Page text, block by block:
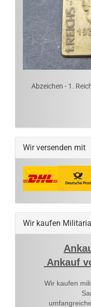
Abzeichen - 1.
Wir versenden mit
Wir kaufen Militaria
Ankauf
Wir kaufen